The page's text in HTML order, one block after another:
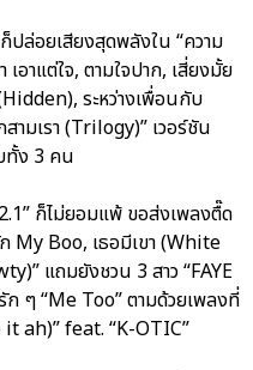
ปล่อยเสียงสุดพลังใน “ความ
อาแต่ใจ, ตามใจปาก, เสี่ยงมั้ย
ระหว่างเพื่อนกับ
ามเรา (Trilogy)” เวอร์ชัน
ทั้ง 3 คน
ก็ไม่ยอมแพ้ ขอส่งเพลงตื๊ด
My Boo, เธอมีเขา (White
แถมยังชวน 3 สาว “FAYE
ก ๆ “Me Too” ตามด้วยเพลงที่
it ah)” feat. “K-OTIC”